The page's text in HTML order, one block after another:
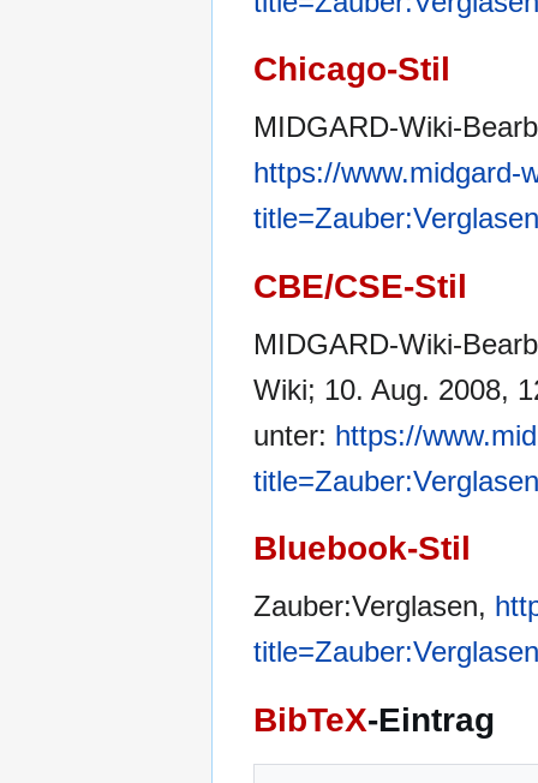
Chicago-Stil
MIDGARD-Wiki-
https://www.midgard-
CBE/CSE-Stil
MIDGARD-Wiki-
Wiki; 10. Aug. 2008,
unter: https://
Bluebook-Stil
Zauber:Verglasen,
BibTeX-Eintrag